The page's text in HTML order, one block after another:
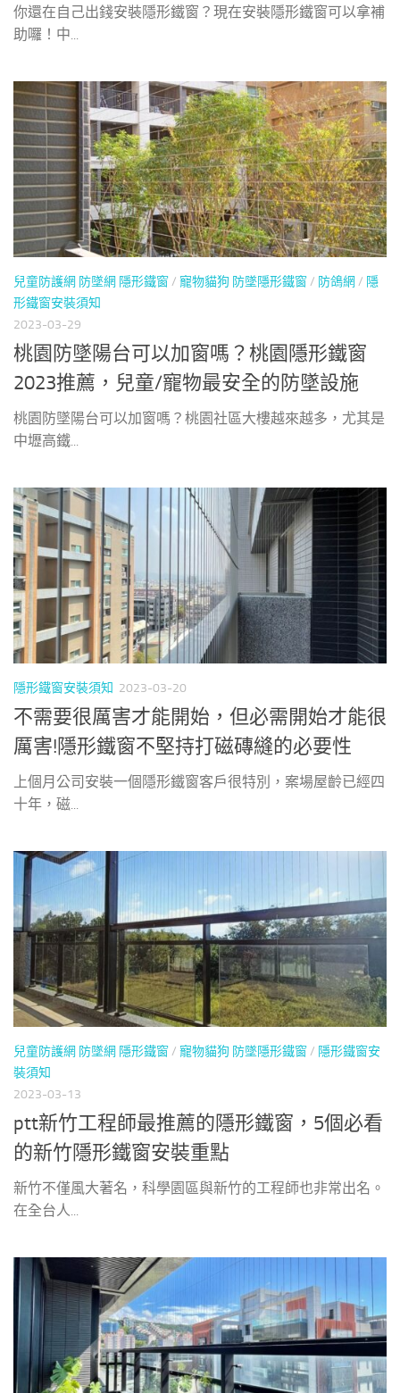
你還在自己出錢安裝隱形鐵窗？現在安裝隱形鐵窗可以拿補
助囉！中...
兒童防護網 防墜網 隱形鐵窗/ 寵物貓狗 防墜隱形鐵窗/ 防鴿網 / 隱
形鐵窗安裝須知
2023-03-29
桃園防墜陽台可以加窗嗎？桃園隱形鐵窗
2023推薦，兒童/寵物最安全的防墜設施
桃園防墜陽台可以加窗嗎？桃園社區大樓越來越多，尤其是
中壢高鐵...
隱形鐵窗安裝須知 2023-03-20
不需要很厲害才能開始，但必需開始才能很
厲害!隱形鐵窗不堅持打磁磚縫的必要性
上個月公司安裝一個隱形鐵窗客戶很特別，案場屋齡已經四
十年，磁...
兒童防護網 防墜網 隱形鐵窗/ 寵物貓狗 防墜隱形鐵窗/ 隱形鐵窗安
裝須知
2023-03-13
ptt新竹工程師最推薦的隱形鐵窗，5個必看
的新竹隱形鐵窗安裝重點
新竹不僅風大著名，科學園區與新竹的工程師也非常出名。
在全台人...